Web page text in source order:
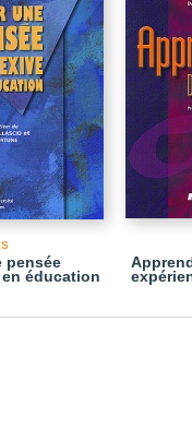
pensée
éducation